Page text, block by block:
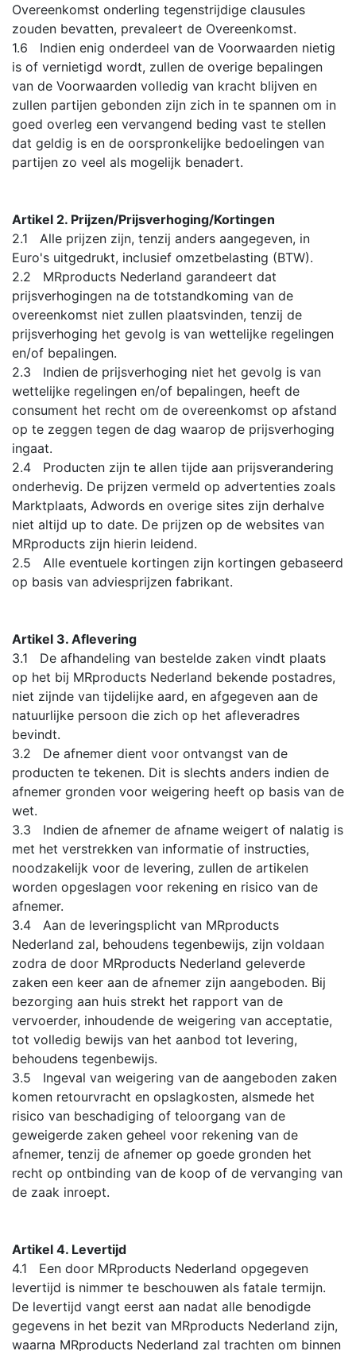
Overeenkomst onderling tegenstrijdige clausules
zouden bevatten, prevaleert de Overeenkomst.
1.6 Indien enig onderdeel van de Voorwaarden nietig
is of vernietigd wordt, zullen de overige bepalingen
van de Voorwaarden volledig van kracht blijven en
zullen partijen gebonden zijn zich in te spannen om in
goed overleg een vervangend beding vast te stellen
dat geldig is en de oorspronkelijke bedoelingen van
partijen zo veel als mogelijk benadert.
Artikel 2. Prijzen/Prijsverhoging/Kortingen
2.1 Alle prijzen zijn, tenzij anders aangegeven, in
Euro's uitgedrukt, inclusief omzetbelasting (BTW).
2.2 MRproducts Nederland garandeert dat
prijsverhogingen na de totstandkoming van de
overeenkomst niet zullen plaatsvinden, tenzij de
prijsverhoging het gevolg is van wettelijke regelingen
en/of bepalingen.
2.3 Indien de prijsverhoging niet het gevolg is van
wettelijke regelingen en/of bepalingen, heeft de
consument het recht om de overeenkomst op afstand
op te zeggen tegen de dag waarop de prijsverhoging
ingaat.
2.4 Producten zijn te allen tijde aan prijsverandering
onderhevig. De prijzen vermeld op advertenties zoals
Marktplaats, Adwords en overige sites zijn derhalve
niet altijd up to date. De prijzen op de websites van
MRproducts zijn hierin leidend.
2.5 Alle eventuele kortingen zijn kortingen gebaseerd
op basis van adviesprijzen fabrikant.
Artikel 3. Aflevering
3.1 De afhandeling van bestelde zaken vindt plaats
op het bij MRproducts Nederland bekende postadres,
niet zijnde van tijdelijke aard, en afgegeven aan de
natuurlijke persoon die zich op het afleveradres
bevindt.
3.2 De afnemer dient voor ontvangst van de
producten te tekenen. Dit is slechts anders indien de
afnemer gronden voor weigering heeft op basis van de
wet.
3.3 Indien de afnemer de afname weigert of nalatig is
met het verstrekken van informatie of instructies,
noodzakelijk voor de levering, zullen de artikelen
worden opgeslagen voor rekening en risico van de
afnemer.
3.4 Aan de leveringsplicht van MRproducts
Nederland zal, behoudens tegenbewijs, zijn voldaan
zodra de door MRproducts Nederland geleverde
zaken een keer aan de afnemer zijn aangeboden. Bij
bezorging aan huis strekt het rapport van de
vervoerder, inhoudende de weigering van acceptatie,
tot volledig bewijs van het aanbod tot levering,
behoudens tegenbewijs.
3.5 Ingeval van weigering van de aangeboden zaken
komen retourvracht en opslagkosten, alsmede het
risico van beschadiging of teloorgang van de
geweigerde zaken geheel voor rekening van de
afnemer, tenzij de afnemer op goede gronden het
recht op ontbinding van de koop of de vervanging van
de zaak inroept.
Artikel 4. Levertijd
4.1 Een door MRproducts Nederland opgegeven
levertijd is nimmer te beschouwen als fatale termijn.
De levertijd vangt eerst aan nadat alle benodigde
gegevens in het bezit van MRproducts Nederland zijn,
waarna MRproducts Nederland zal trachten om binnen